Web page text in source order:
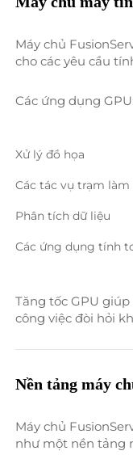
Máy chủ
cho các yêu cầu
Các ứng dụng
Xử lý đồ họa
Các tác vụ trạm
Phân tích dữ liệu
Các ứng dụng tính
Tăng tốc GPU
công việc đòi hỏi
Nền tảng máy
Máy chủ
như một nền tảng